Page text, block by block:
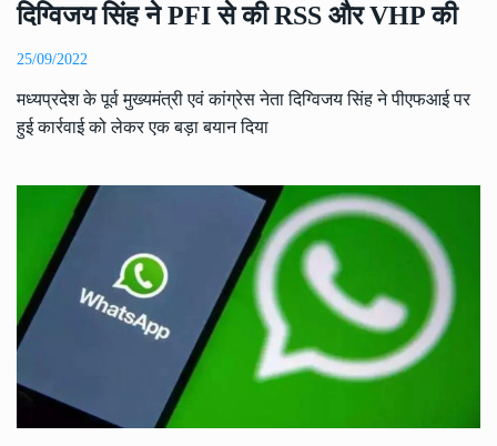
दिग्विजय सिंह ने PFI से की RSS और VHP की
25/09/2022
मध्यप्रदेश के पूर्व मुख्यमंत्री एवं कांग्रेस नेता दिग्विजय सिंह ने पीएफआई पर
हुई कार्रवाई को लेकर एक बड़ा बयान दिया